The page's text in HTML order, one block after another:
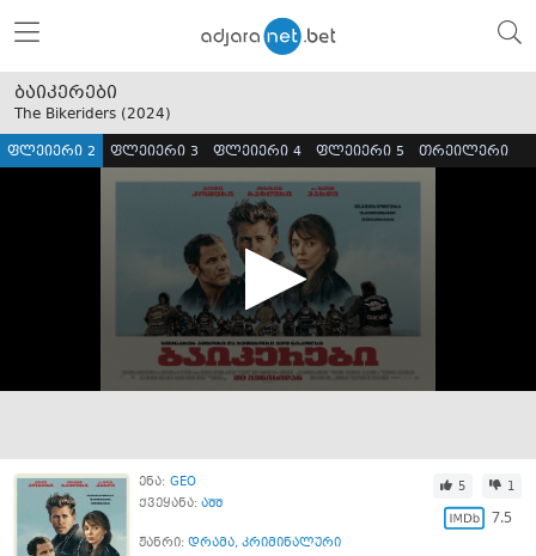
ბაიკერები
The Bikeriders (2024)
ფლეიერი 2 ფლეიერი 3 ფლეიერი 4 ფლეიერი 5 თრეილერი
ენა: GEO
ქვეყანა: აშშ
5 1
7.5
ჟანრი: დრამა, კრიმინალური